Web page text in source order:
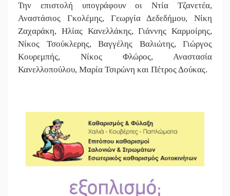
Την επιστολή υπογράφουν οι Ντία Τζανετέα,
Αναστάσιος Γκολέμης, Γεωργία Δεδεδήμου, Νίκη
Ζαχαράκη, Ηλίας Κανελλάκης, Γιάννης Καρμοίρης,
Νίκος Τσούκλερης, Βαγγέλης Βαλιώτης, Γιώργος
Κουρεμπής, Νίκος Φλώρος, Αναστασία
Κανελλοπούλου, Μαρία Τσιρώνη και Πέτρος Δούκας.